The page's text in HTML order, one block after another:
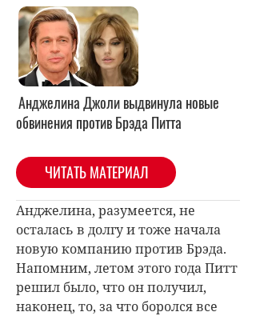
Анджелина Джоли выдвинула новые
обвинения против Брэда Питта
ЧИТАТЬ МАТЕРИАЛ
Анджелина, разумеется, не
осталась в долгу и тоже начала
новую компанию против Брэда.
Напомним, летом этого года Питт
решил было, что он получил,
наконец, то, за что боролся все